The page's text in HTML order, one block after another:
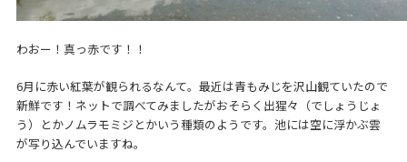
わおー！真っ赤です！！
6月に赤い紅葉が観られるなんて。最近は青もみじを沢山観ていたので
新鮮です！ネットで調べてみましたがおそらく出猩々（でしょうじょ
う）とかノムラモミジとかいう種類のようです。池には空に浮かぶ雲
が写り込んでいますね。